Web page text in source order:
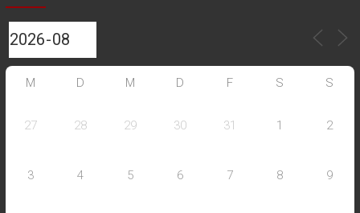
M D M D F S S
27 28 29 30 31 1 2
3 4 5 6 7 8 9